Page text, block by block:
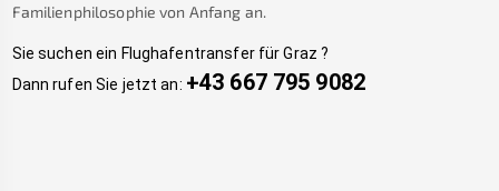
Familienphilosophie von Anfang an.
Sie suchen ein Flughafentransfer für Graz ?
Dann rufen Sie jetzt an: +43 667 795 9082